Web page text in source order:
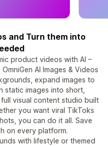
and Turn them into
product videos with AI –
AI Images & Videos
expand images to
static images into short,
full visual content studio built
you want viral TikToks
you can do it all. Save
on every platform.
with lifestyle or themed